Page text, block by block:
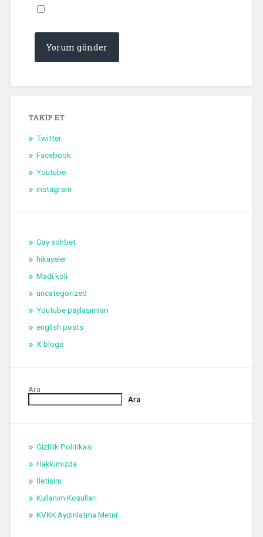
TAKIP ET
Twitter
Facebook
Youtube
instagram
Gay sohbet
hikayeler
Madi koli
uncategorized
Youtube paylaşımları
english posts
X blogs
Ara
Ara
Gizlilik Politikası
Hakkımızda
İletişim
Kullanım Koşulları
KVKK Aydınlatma Metni